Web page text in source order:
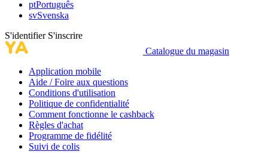
ptPortuguês
svSvenska
S'identifier S'inscrire
Catalogue du magasin
Application mobile
Aide / Foire aux questions
Conditions d'utilisation
Politique de confidentialité
Comment fonctionne le cashback
Règles d'achat
Programme de fidélité
Suivi de colis